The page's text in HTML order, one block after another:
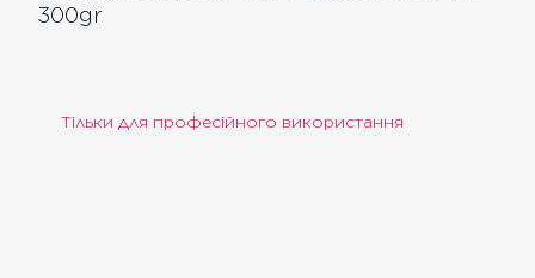
300gr
Тільки для професійного використання